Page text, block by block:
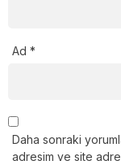
Ad *
Daha sonraki
adresim ve site